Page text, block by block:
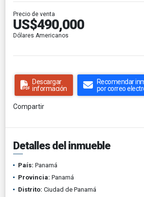
Precio de venta
US$490,000
Dólares Americanos
Descargar
información
Recomendar
por correo
Compartir
Detalles del inmueble
País: Panamá
Provincia: Panamá
Distrito: Ciudad de Panamá